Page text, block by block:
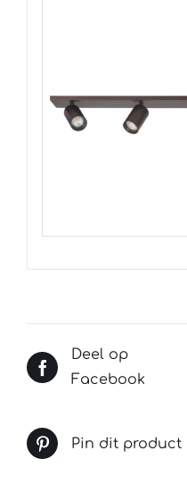
Deel op
Facebook
Pin dit product